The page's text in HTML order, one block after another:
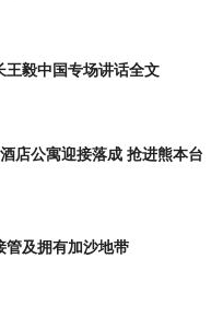
毅中国专场讲话全文
店公寓迎接落成 抢进熊本台
管及拥有加沙地带